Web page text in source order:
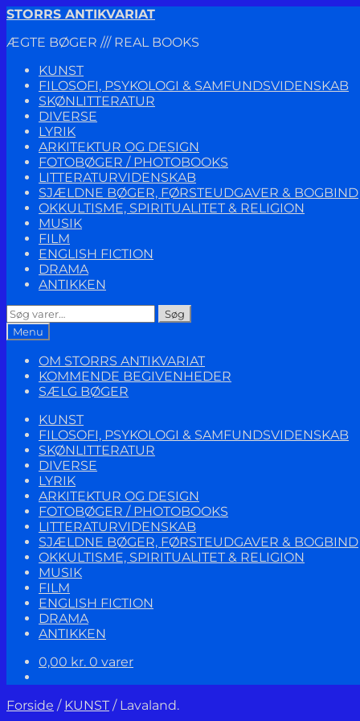
Spring
navigation
Spring
indhold
STORRS ANTIKVARIAT
ÆGTE BØGER /// REAL BOOKS
KUNST
FILOSOFI, PSYKOLOGI & SAMFUNDSVIDENSKAB
SKØNLITTERATUR
DIVERSE
LYRIK
ARKITEKTUR OG DESIGN
FOTOBØGER / PHOTOBOOKS
LITTERATURVIDENSKAB
SJÆLDNE BØGER, FØRSTEUDGAVER & BOGBIND
OKKULTISME, SPIRITUALITET & RELIGION
MUSIK
FILM
ENGLISH FICTION
DRAMA
ANTIKKEN
Søg
efter:
Søg
Menu
OM STORRS ANTIKVARIAT
KOMMENDE BEGIVENHEDER
SÆLG BØGER
KUNST
FILOSOFI, PSYKOLOGI & SAMFUNDSVIDENSKAB
SKØNLITTERATUR
DIVERSE
LYRIK
ARKITEKTUR OG DESIGN
FOTOBØGER / PHOTOBOOKS
LITTERATURVIDENSKAB
SJÆLDNE BØGER, FØRSTEUDGAVER & BOGBIND
OKKULTISME, SPIRITUALITET & RELIGION
MUSIK
FILM
ENGLISH FICTION
DRAMA
ANTIKKEN
0,00 kr. 0 varer
Forside / KUNST / Lavaland.